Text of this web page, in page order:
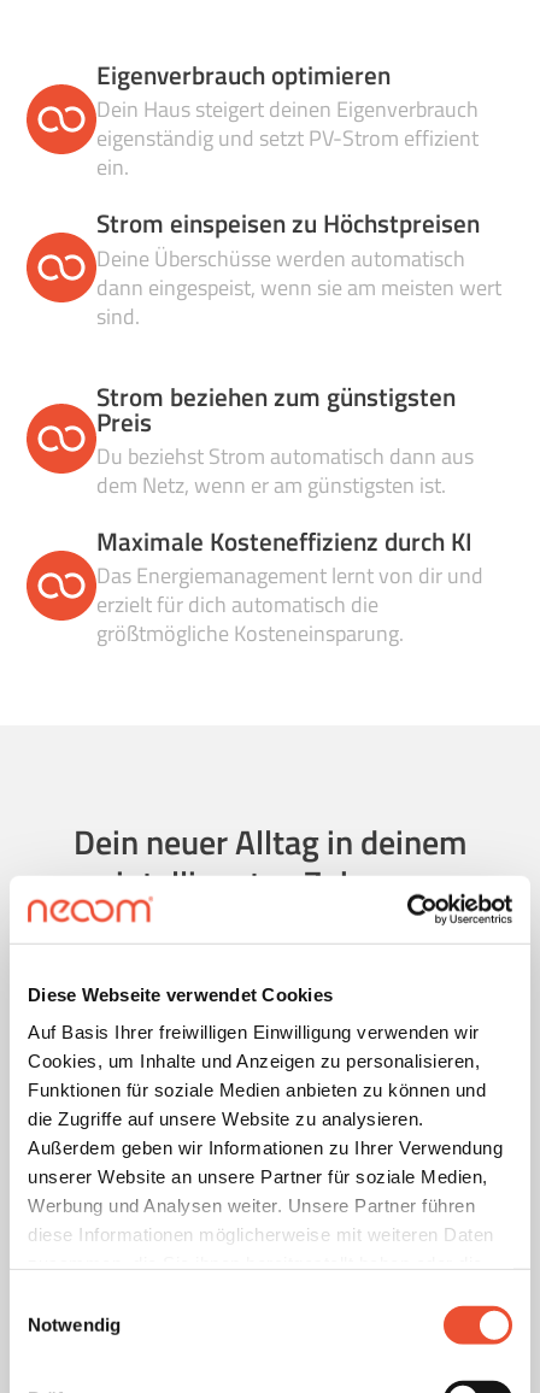
Diese Webseite verwendet Cookies
Auf Basis Ihrer freiwilligen Einwilligung verwenden wir
Cookies, um Inhalte und Anzeigen zu personalisieren,
Funktionen für soziale Medien anbieten zu können und
die Zugriffe auf unsere Website zu analysieren.
Außerdem geben wir Informationen zu Ihrer Verwendung
unserer Website an unsere Partner für soziale Medien,
Werbung und Analysen weiter. Unsere Partner führen
diese Informationen möglicherweise mit weiteren Daten
haben. Details finden Sie unter
Notwendig
Eigenverbrauch optimieren
Dein Haus steigert deinen Eigenverbrauch
eigenständig und setzt PV-Strom effizient
ein.
Strom einspeisen zu Höchstpreisen
Deine Überschüsse werden automatisch
dann eingespeist, wenn sie am meisten wert
sind.
Strom beziehen zum günstigsten
Preis
Du beziehst Strom automatisch dann aus
dem Netz, wenn er am günstigsten ist.
Maximale Kosteneffizienz durch KI
Das Energiemanagement lernt von dir und
erzielt für dich automatisch die
größtmögliche Kosteneinsparung.
Dein neuer Alltag in deinem
intelligenten Zuhause